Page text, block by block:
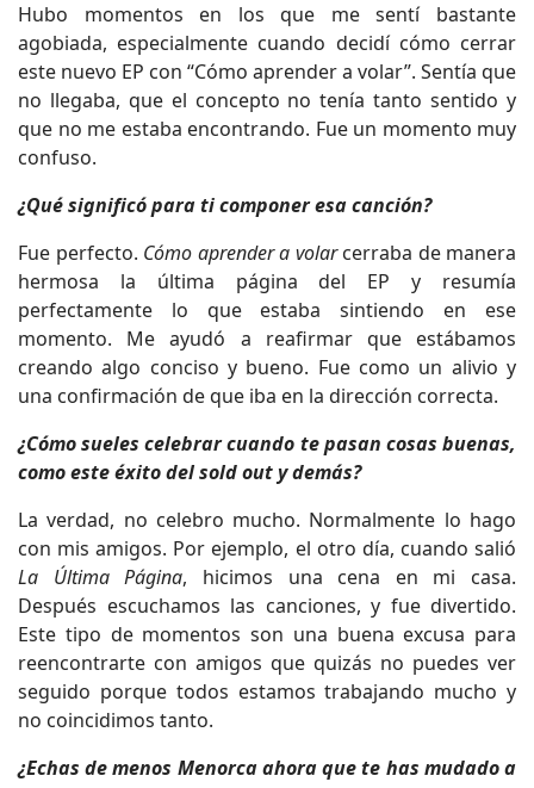
Hubo momentos en los que me sentí bastante
agobiada, especialmente cuando decidí cómo cerrar
este nuevo EP con “Cómo aprender a volar”. Sentía que
no llegaba, que el concepto no tenía tanto sentido y
que no me estaba encontrando. Fue un momento muy
confuso.
¿Qué significó para ti componer esa canción?
Fue perfecto. Cómo aprender a volarcerraba de manera
hermosa la última página del EP y resumía
perfectamente lo que estaba sintiendo en ese
momento. Me ayudó a reafirmar que estábamos
creando algo conciso y bueno. Fue como un alivio y
una confirmación de que iba en la dirección correcta.
¿Cómo sueles celebrar cuando te pasan cosas buenas,
como este éxito del sold out y demás?
La verdad, no celebro mucho. Normalmente lo hago
con mis amigos. Por ejemplo, el otro día, cuando salió
La Última Página, hicimos una cena en mi casa.
Después escuchamos las canciones, y fue divertido.
Este tipo de momentos son una buena excusa para
reencontrarte con amigos que quizás no puedes ver
seguido porque todos estamos trabajando mucho y
no coincidimos tanto.
¿Echas de menos Menorca ahora que te has mudado a